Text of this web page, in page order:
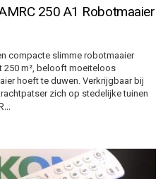
250 A1 Robotmaaier
compacte slimme robotmaaier
m², belooft moeiteloos
hoeft te duwen. Verkrijgbaar bij
zich op stedelijke tuinen